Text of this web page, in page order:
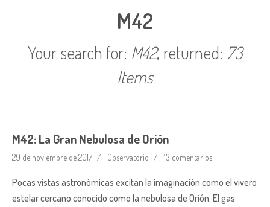
M42
Your search for: M42, returned: 73
Items
M42: La Gran Nebulosa de Orión
29 de noviembre de 2017 Observatorio 13 comentarios
Pocas vistas astronómicas excitan la imaginación como el vivero
estelar cercano conocido como la nebulosa de Orión. El gas